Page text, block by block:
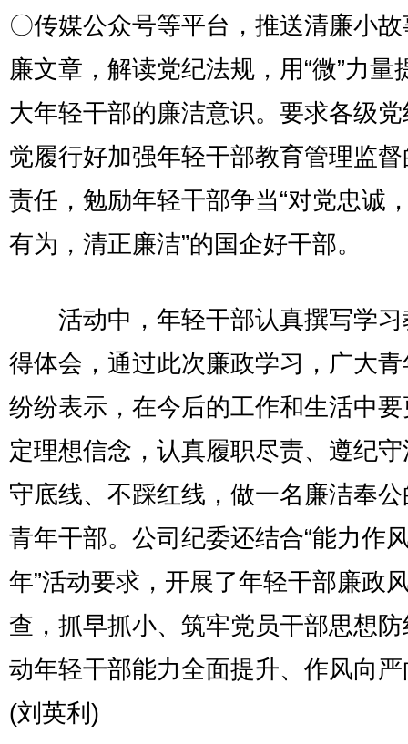
〇传媒公众号等平台，推送清廉小
廉文章，解读党纪法规，用“微”力量
大年轻干部的廉洁意识。要求各级
觉履行好加强年轻干部教育管理监
责任，勉励年轻干部争当“对党忠诚
有为，清正廉洁”的国企好干部。
活动中，年轻干部认真撰写学习
得体会，通过此次廉政学习，广大
纷纷表示，在今后的工作和生活中
定理想信念，认真履职尽责、遵纪
守底线、不踩红线，做一名廉洁奉
青年干部。公司纪委还结合“能力作
年”活动要求，开展了年轻干部廉政
查，抓早抓小、筑牢党员干部思想
动年轻干部能力全面提升、作风向
(刘英利)